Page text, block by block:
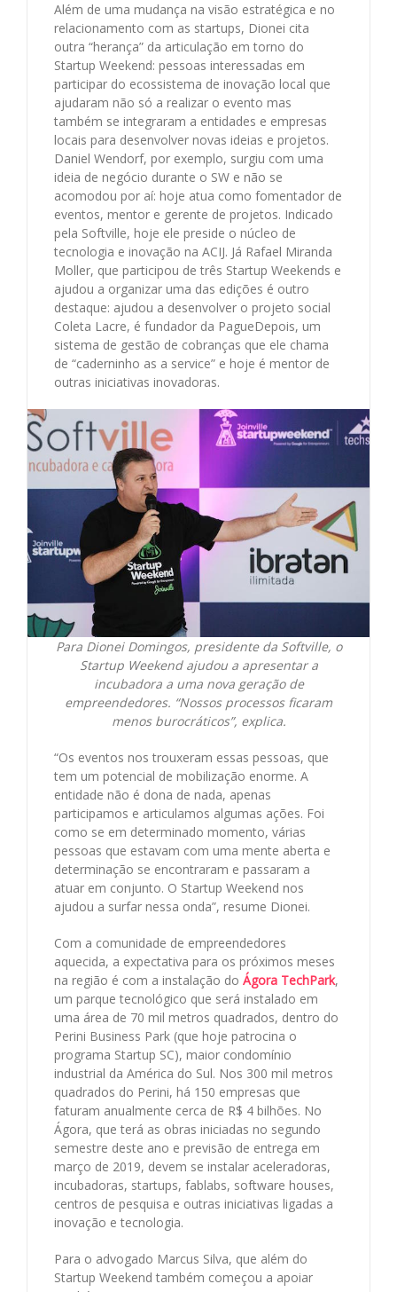
Além de uma mudança na visão estratégica e no
relacionamento com as startups, Dionei cita
outra “herança” da articulação em torno do
Startup Weekend: pessoas interessadas em
participar do ecossistema de inovação local que
ajudaram não só a realizar o evento mas
também se integraram a entidades e empresas
locais para desenvolver novas ideias e projetos.
Daniel Wendorf, por exemplo, surgiu com uma
ideia de negócio durante o SW e não se
acomodou por aí: hoje atua como fomentador de
eventos, mentor e gerente de projetos. Indicado
pela Softville, hoje ele preside o núcleo de
tecnologia e inovação na ACIJ. Já Rafael Miranda
Moller, que participou de três Startup Weekends e
ajudou a organizar uma das edições é outro
destaque: ajudou a desenvolver o projeto social
Coleta Lacre, é fundador da PagueDepois, um
sistema de gestão de cobranças que ele chama
de “caderninho as a service” e hoje é mentor de
outras iniciativas inovadoras.
Para Dionei Domingos, presidente da Softville, o
Startup Weekend ajudou a apresentar a
incubadora a uma nova geração de
empreendedores. “Nossos processos ficaram
menos burocráticos”, explica.
“Os eventos nos trouxeram essas pessoas, que
tem um potencial de mobilização enorme. A
entidade não é dona de nada, apenas
participamos e articulamos algumas ações. Foi
como se em determinado momento, várias
pessoas que estavam com uma mente aberta e
determinação se encontraram e passaram a
atuar em conjunto. O Startup Weekend nos
ajudou a surfar nessa onda”, resume Dionei.
Com a comunidade de empreendedores
aquecida, a expectativa para os próximos meses
na região é com a instalação do Ágora TechPark,
um parque tecnológico que será instalado em
uma área de 70 mil metros quadrados, dentro do
Perini Business Park (que hoje patrocina o
programa Startup SC), maior condomínio
industrial da América do Sul. Nos 300 mil metros
quadrados do Perini, há 150 empresas que
faturam anualmente cerca de R$ 4 bilhões. No
Ágora, que terá as obras iniciadas no segundo
semestre deste ano e previsão de entrega em
março de 2019, devem se instalar aceleradoras,
incubadoras, startups, fablabs, software houses,
centros de pesquisa e outras iniciativas ligadas a
inovação e tecnologia.
Para o advogado Marcus Silva, que além do
Startup Weekend também começou a apoiar